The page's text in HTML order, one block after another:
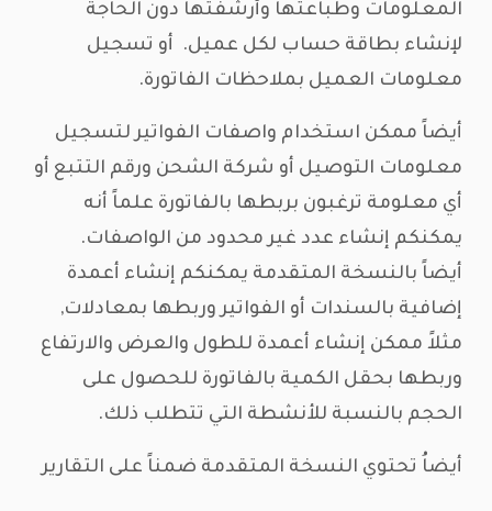
المعلومات وطباعتها وأرشفتها دون الحاجة
لإنشاء بطاقة حساب لكل عميل. أو تسجيل
معلومات العميل بملاحظات الفاتورة.
أيضاً ممكن استخدام واصفات الفواتير لتسجيل
معلومات التوصيل أو شركة الشحن ورقم التتبع أو
أي معلومة ترغبون بربطها بالفاتورة علماً أنه
يمكنكم إنشاء عدد غير محدود من الواصفات.
أيضاً بالنسخة المتقدمة يمكنكم إنشاء أعمدة
إضافية بالسندات أو الفواتير وربطها بمعادلات,
مثلاً ممكن إنشاء أعمدة للطول والعرض والارتفاع
وربطها بحقل الكمية بالفاتورة للحصول على
الحجم بالنسبة للأنشطة التي تتطلب ذلك.
أيضاُ تحتوي النسخة المتقدمة ضمناً على التقارير